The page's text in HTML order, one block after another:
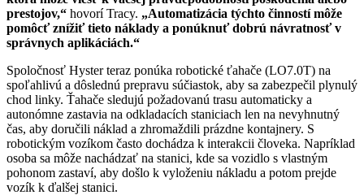
prestojov,“ hovorí Tracy. „Automatizácia týchto činností môže
pomôcť znížiť tieto náklady a ponúknuť dobrú návratnosť v
správnych aplikáciách.“
Spoločnosť Hyster teraz ponúka robotické ťahače (LO7.0T) na
spoľahlivú a dôslednú prepravu súčiastok, aby sa zabezpečil plynulý
chod linky. Ťahače sledujú požadovanú trasu automaticky a
autonómne zastavia na odkladacích staniciach len na nevyhnutný
čas, aby doručili náklad a zhromaždili prázdne kontajnery. S
robotickým vozíkom často dochádza k interakcii človeka. Napríklad
osoba sa môže nachádzať na stanici, kde sa vozidlo s vlastným
pohonom zastaví, aby došlo k vyloženiu nákladu a potom prejde
vozík k ďalšej stanici.